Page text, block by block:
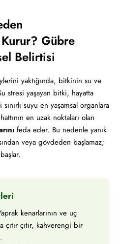
Gübre
Belirtisi
yaktığında, bitkinin su ve
stresi yaşayan bitki, hayatta
suyu en yaşamsal organlara
en uzak noktaları olan
feda eder. Bu nedenle yanık
veya gövdeden başlamaz;
kenarlarının ve uç
çıtır çıtır, kahverengi bir